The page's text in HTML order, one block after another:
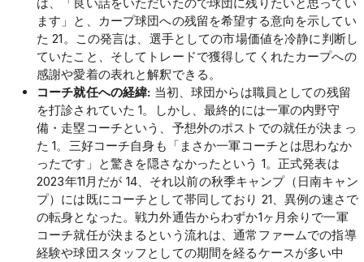
ます」と、カープ球団への残留を希望する意向を示してい
た 21。この発言は、選手としての市場価値を冷静に判断し
ていたこと、そしてトレードで獲得してくれたカープへの
感謝や愛着の表れと解釈できる。
コーチ就任への経緯: 当初、球団からは職員としての残留
を打診されていた 1。しかし、最終的には一軍の内野守
備・走塁コーチという、予想外のポストでの就任が決まっ
た 1。三好コーチ自身も「まさか一軍コーチとは思わなか
ったです」と驚きを隠さなかったという 1。正式発表は
2023年11月だが 14、それ以前の秋季キャンプ（日南キャン
プ）には既にコーチとして帯同しており 21、異例の速さで
の転身となった。戦力外通告からわずか1ヶ月余りで一軍
コーチ就任が決まるという流れは、通常ファームでの指導
経験や球団スタッフとしての期間を経るケースが多い中